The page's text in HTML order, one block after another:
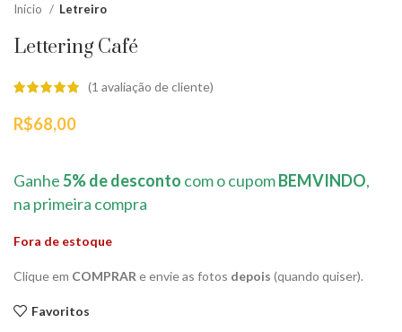
Início Letreiro
Lettering Café
(1 avaliação de cliente)
R$68,00
Ganhe5% de desconto com o cupomBEMVINDO,
na primeira compra
Fora de estoque
Clique em COMPRAR e envie as fotos depois (quando quiser).
Favoritos